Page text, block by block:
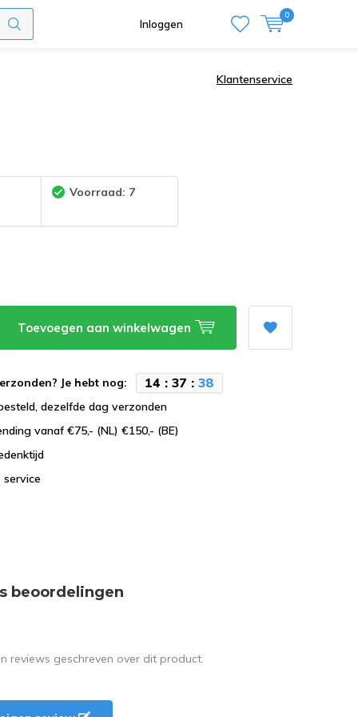
Inloggen
0
Klantenservice
Voorraad: 7
Toevoegen aan winkelwagen
Je hebt nog: 14 :37 :37
dezelfde dag verzonden
vanaf €75,- (NL) €150,- (BE)
service
beoordelingen
reviews geschreven over dit product.